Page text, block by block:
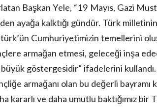
Başkan Yele, “19 Mayıs, Gazi
ayağa kalktığı gündür. Türk milletinin
Cumhuriyetimizin temellerini
armağan etmesi, geleceği inşa
göstergesidir” ifadelerini
armağanı olan bu değerli bayramı
kararlı ve daha umutlu baktığımız